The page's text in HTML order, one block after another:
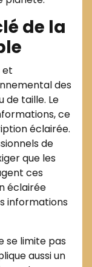
de la
et
des
de taille. Le
ce
éclairée.
de
que les
ces
éclairée
informations
se limite pas
aussi un